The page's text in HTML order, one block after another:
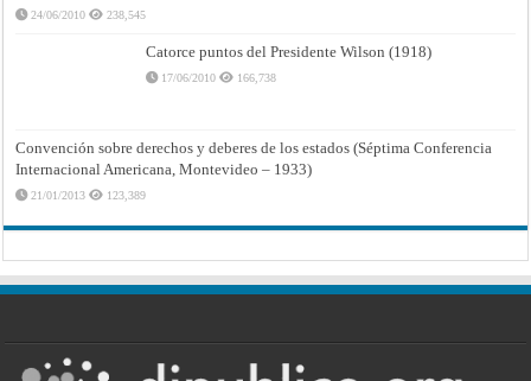
24/06/2010 238,545
Catorce puntos del Presidente Wilson (1918)
17/06/2010 166,738
Convención sobre derechos y deberes de los estados (Séptima Conferencia
Internacional Americana, Montevideo – 1933)
21/01/2013 123,389